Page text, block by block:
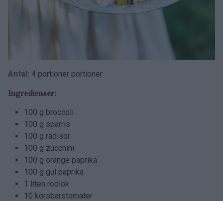
Antal: 4 portioner portioner
Ingredienser:
100 g broccoli
100 g sparris
100 g rädisor
100 g zucchini
100 g orange paprika
100 g gul paprika
1 liten rödlök
10 körsbärstomater